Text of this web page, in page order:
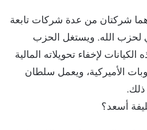
شركتان من عدة شركات تابعة
لحزب الله. ويستغل الحزب
الكيانات لإخفاء تحويلاته المالية
الأميركية، ويعمل سلطان
أسعد؟